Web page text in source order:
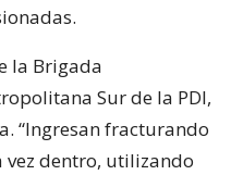
la Brigada
Sur de la PDI,
“Ingresan fracturando
vez dentro, utilizando